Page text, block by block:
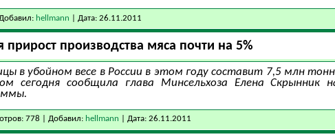
hellmann | Дата: 26.11.2011
прирост производства мяса почти на 5%
в убойном весе в России в этом году составит 7,5 млн
сегодня сообщила глава Минсельхоза Елена Скрынник
778 | Добавил: hellmann | Дата: 26.11.2011